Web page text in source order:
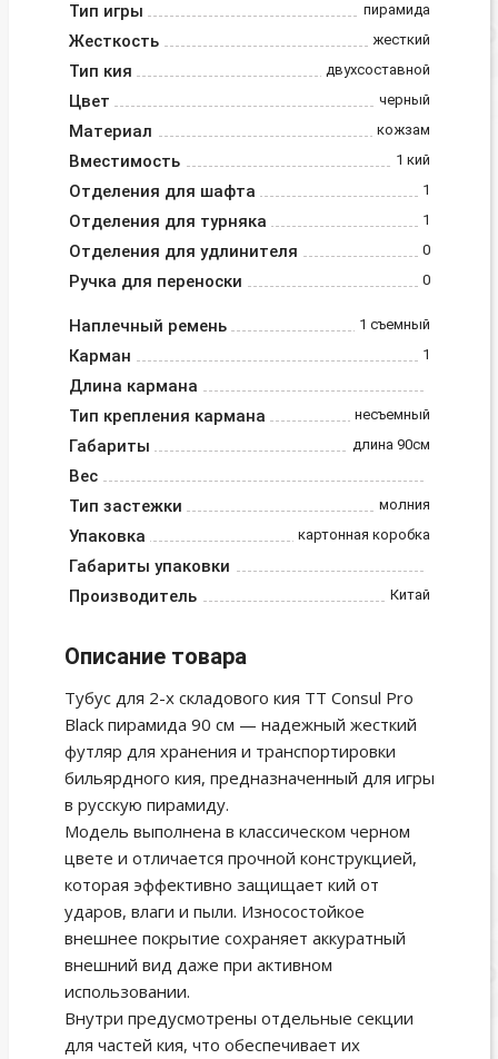
Тип игры пирамида
Жесткость жесткий
Тип кия двухсоставной
Цвет черный
Материал кожзам
Вместимость 1 кий
Отделения для шафта 1
Отделения для турняка 1
Отделения для удлинителя 0
Ручка для переноски 0
Наплечный ремень 1 съемный
Карман 1
Длина кармана
Тип крепления кармана
несъемный
Габариты длина 90см
Вес
Тип застежки
молния
Упаковка картонная коробка
Габариты упаковки
Производитель
Китай
Описание товара
Тубус для 2-х складового кия TT Consul Pro
Black пирамида 90 см — надежный жесткий
футляр для хранения и транспортировки
бильярдного кия, предназначенный для игры
в русскую пирамиду.
Модель выполнена в классическом черном
цвете и отличается прочной конструкцией,
которая эффективно защищает кий от
ударов, влаги и пыли. Износостойкое
внешнее покрытие сохраняет аккуратный
внешний вид даже при активном
использовании.
Внутри предусмотрены отдельные секции
для частей кия, что обеспечивает их